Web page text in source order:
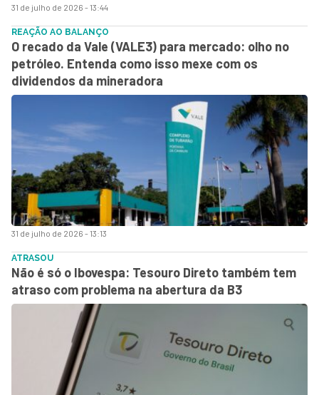
31 de julho de 2026 - 13:44
31 de julho de 2026 - 13:13
REAÇÃO AO BALANÇO
O recado da Vale (VALE3) para mercado: olho no
petróleo. Entenda como isso mexe com os
dividendos da mineradora
ATRASOU
Não é só o Ibovespa: Tesouro Direto também tem
atraso com problema na abertura da B3